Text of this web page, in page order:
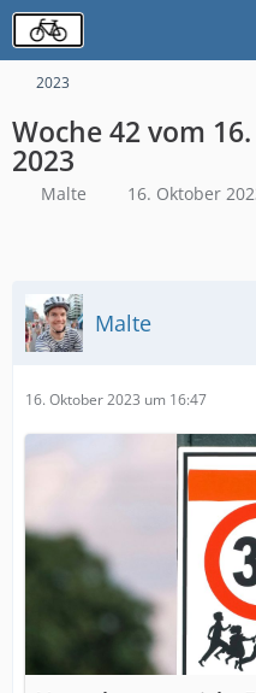
2023
Woche 42 vom
2023
Malte 16. Oktober
Malte
16. Oktober 2023 um 16:47